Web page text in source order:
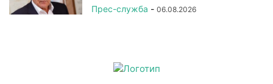
Прес-служба - 06.08.2026